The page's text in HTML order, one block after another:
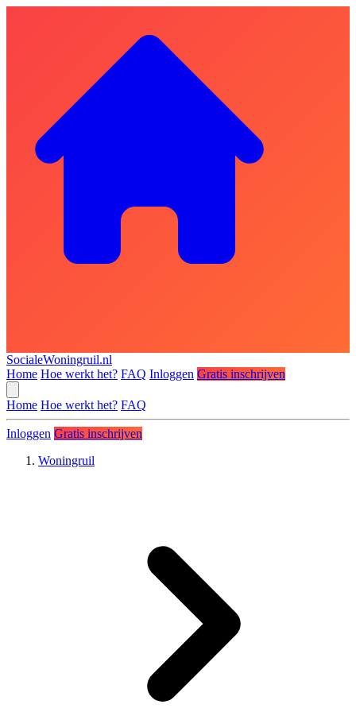
SocialeWoningruil.nl
Home Hoe werkt het? FAQ Inloggen Gratis inschrijven
Home Hoe werkt het? FAQ
Inloggen Gratis inschrijven
Woningruil